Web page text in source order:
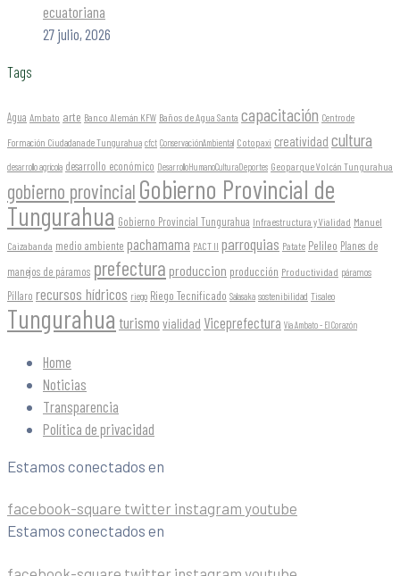
ecuatoriana
27 julio, 2026
Tags
Agua Ambato arte Banco Alemán KFW Baños de Agua Santa capacitación Centro de
Formación Ciudadana de Tungurahua cfct ConservaciónAmbiental Cotopaxi creatividad cultura
desarrollo agrícola desarrollo económico DesarrolloHumanoCulturaDeportes Geoparque Volcán Tungurahua
gobierno provincial Gobierno Provincial de
Tungurahua Gobierno Provincial Tungurahua Infraestructura y Vialidad Manuel
Caizabanda medio ambiente pachamama PACT II parroquias Patate Pelileo Planes de
manejos de páramos prefectura produccion producción Productividad páramos
Píllaro recursos hídricos riego Riego Tecnificado Salasaka sostenibilidad Tisaleo
Tungurahua turismo vialidad Viceprefectura Vía Ambato - El Corazón
Home
Noticias
Transparencia
Política de privacidad
Estamos conectados en
facebook-square twitter instagram youtube
Estamos conectados en